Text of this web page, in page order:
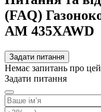
(FAQ)
AM 435XAWD
Задати питання
Немає запитань про
Задати питання